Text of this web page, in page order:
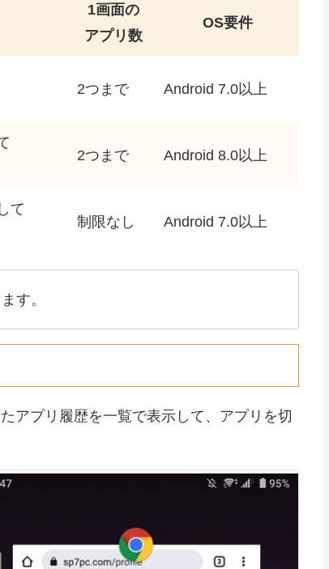
1画面の
アプリ数
OS要件
2つまで Android 7.0以上
2つまで Android 8.0以上
て
制限なし Android 7.0以上
す。
アプリ履歴を一覧で表示して、アプリを切